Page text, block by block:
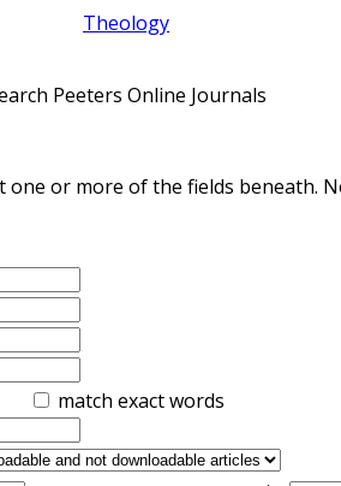
Theology
Peeters Online Journals
or more of the fields beneath.
match exact words